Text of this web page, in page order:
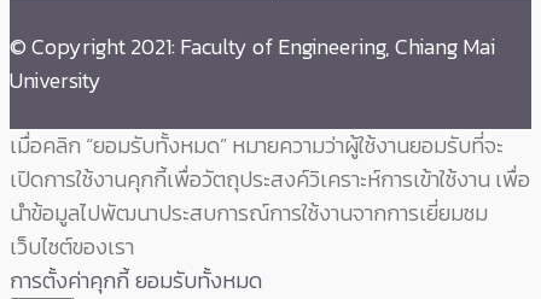
© Copyright 2021: Faculty of Engineering, Chiang Mai
University
เมื่อคลิก “ยอมรับทั้งหมด” หมายความว่าผู้ใช้งานยอมรับที่จะ
เปิดการใช้งานคุกกี้เพื่อวัตถุประสงค์วิเคราะห์การเข้าใช้งาน เพื่อ
นำข้อมูลไปพัฒนาประสบการณ์การใช้งานจากการเยี่ยมชม
เว็บไซต์ของเรา
การตั้งค่าคุกกี้ยอมรับทั้งหมด